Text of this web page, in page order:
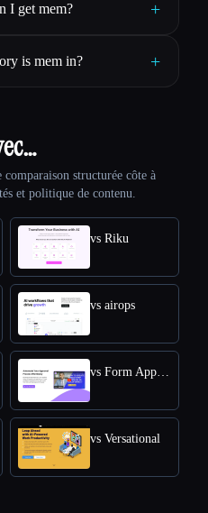
I get mem? +
is mem in? +
structurée côte à
et politique de contenu.
vs Riku
vs airops
vs Versational